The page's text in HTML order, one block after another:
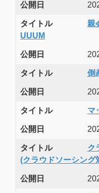
公開日
タイトル
親
UUUM
公開日
タイトル 倒
公開日
タイトル マ
公開日
タイトル
ク
(クラウドソーシング
公開日